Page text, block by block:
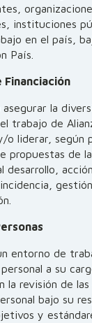
instituciones
en el país,
País.
Financiación
la
trabajo de
o liderar, según
propuestas de
desarrollo,
entorno de
a su
la revisión de
bajo su
y